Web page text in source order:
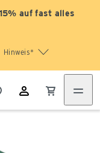
auf fast alles
Hinweis*